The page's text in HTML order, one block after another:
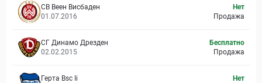
СВ Веен Висбаден
01.07.2016
Нет
Продажа
СГ Динамо Дрезден
02.02.2015
Бесплатно
Продажа
Герта Bsc Ii
Нет